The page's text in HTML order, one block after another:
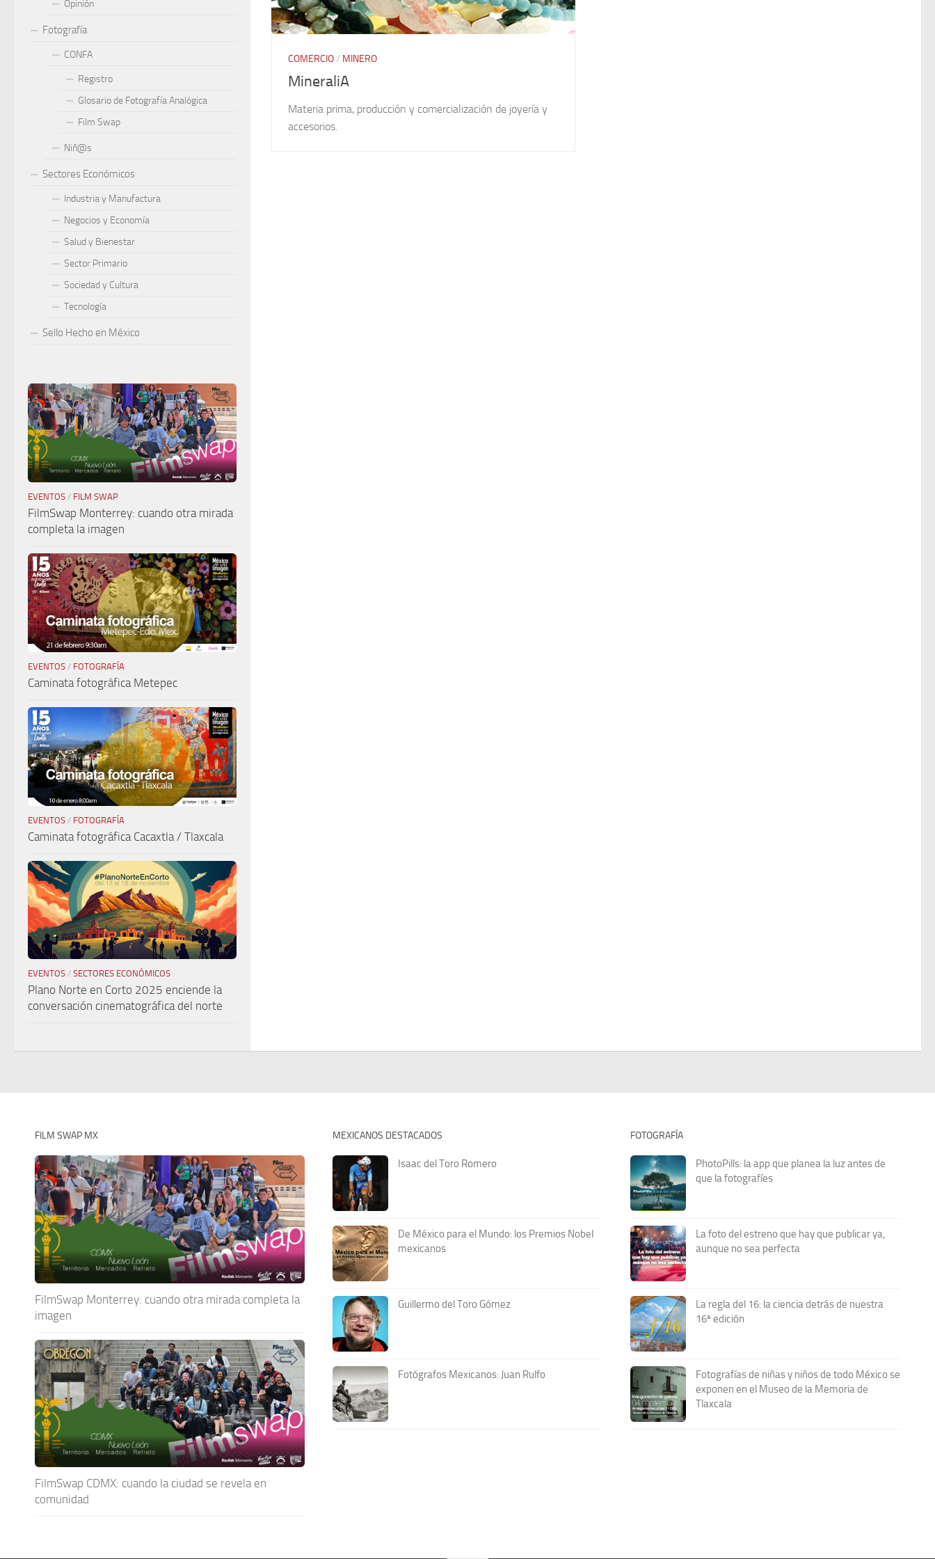
COMERCIO/ MINERO
MineraliA
Materia prima, producción y comercialización de joyería y
accesorios.
Opinión
Fotografía
CONFA
Registro
Glosario de Fotografía Analógica
Film Swap
Niñ@s
Sectores Económicos
Industria y Manufactura
Negocios y Economía
Salud y Bienestar
Sector Primario
Sociedad y Cultura
Tecnología
Sello Hecho en México
EVENTOS / FILM SWAP
FilmSwap Monterrey: cuando otra mirada
completa la imagen
EVENTOS / FOTOGRAFÍA
Caminata fotográfica Metepec
EVENTOS / FOTOGRAFÍA
Caminata fotográfica Cacaxtla / Tlaxcala
EVENTOS / SECTORES ECONÓMICOS
Plano Norte en Corto 2025 enciende la
conversación cinematográfica del norte
FILM SWAP MX
FilmSwap Monterrey: cuando otra mirada completa la
imagen
FilmSwap CDMX: cuando la ciudad se revela en
comunidad
MEXICANOS DESTACADOS
Isaac del Toro Romero
De México para el Mundo: los Premios Nobel
mexicanos
Guillermo del Toro Gómez
Fotógrafos Mexicanos: Juan Rulfo
FOTOGRAFÍA
PhotoPills: la app que planea la luz antes de
que la fotografíes
La foto del estreno que hay que publicar ya,
aunque no sea perfecta
La regla del 16: la ciencia detrás de nuestra
16ª edición
Fotografías de niñas y niños de todo México se
exponen en el Museo de la Memoria de
Tlaxcala